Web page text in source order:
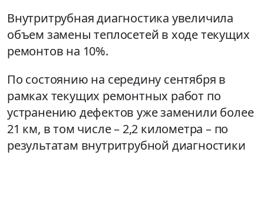
Внутритрубная диагностика увеличила
объем замены теплосетей в ходе текущих
ремонтов на 10%.
По состоянию на середину сентября в
рамках текущих ремонтных работ по
устранению дефектов уже заменили более
21 км, в том числе – 2,2 километра – по
результатам внутритрубной диагностики